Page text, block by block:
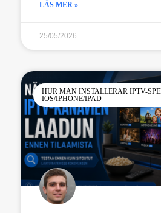
LÄS MER »
25/05/2026
HUR MAN INSTALLERAR IPTV-
IOS/IPHONE/IPAD